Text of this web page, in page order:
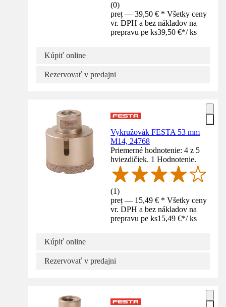
(0)
preț — 39,50 € * Všetky ceny
vr. DPH a bez nákladov na
prepravu pe ks39,50 €*/ ks
Kúpiť online
Rezervovať v predajni
Vykružovák FESTA 53 mm
M14, 24768
Priemerné hodnotenie: 4 z 5
hviezdičiek. 1 Hodnotenie.
(1)
preț — 15,49 € * Všetky ceny
vr. DPH a bez nákladov na
prepravu pe ks15,49 €*/ ks
Kúpiť online
Rezervovať v predajni